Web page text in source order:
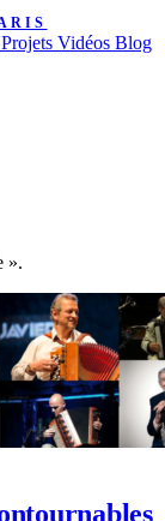
Projets Vidéos Blog
».